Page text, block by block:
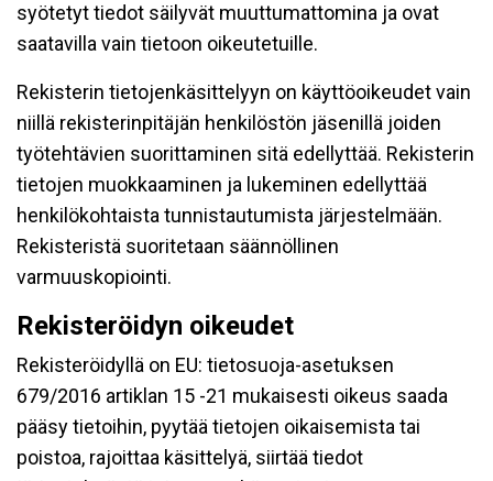
syötetyt tiedot säilyvät muuttumattomina ja ovat
saatavilla vain tietoon oikeutetuille.
Rekisterin tietojenkäsittelyyn on käyttöoikeudet vain
niillä rekisterinpitäjän henkilöstön jäsenillä joiden
työtehtävien suorittaminen sitä edellyttää. Rekisterin
tietojen muokkaaminen ja lukeminen edellyttää
henkilökohtaista tunnistautumista järjestelmään.
Rekisteristä suoritetaan säännöllinen
varmuuskopiointi.
Rekisteröidyn oikeudet
Rekisteröidyllä on EU: tietosuoja-asetuksen
679/2016 artiklan 15 -21 mukaisesti oikeus saada
pääsy tietoihin, pyytää tietojen oikaisemista tai
poistoa, rajoittaa käsittelyä, siirtää tiedot